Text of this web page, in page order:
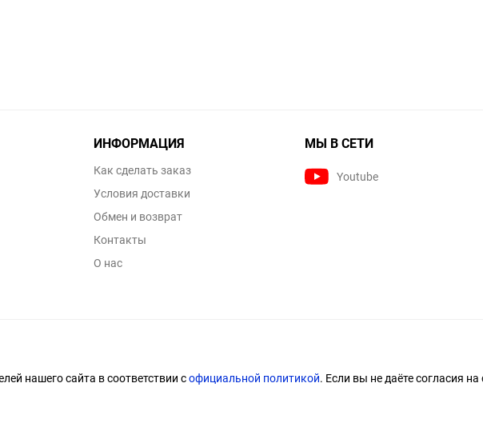
ИНФОРМАЦИЯ
Как сделать заказ
Условия доставки
Обмен и возврат
Контакты
О нас
МЫ В СЕТИ
Youtube
нашего сайта в соответствии софициальной политикой. Если вы не даёте согласия